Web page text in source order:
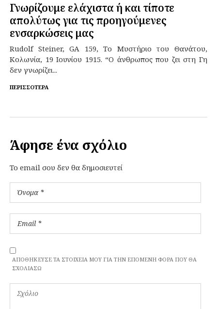
Γνωρίζουμε ελάχιστα ή και τίποτε
απολύτως για τις προηγούμενες
ενσαρκώσεις μας
Rudolf Steiner, GA 159, Το Μυστήριο του Θανάτου,
Κολωνία, 19 Ιουνίου 1915. “Ο άνθρωπος που ζει στη Γη
δεν γνωρίζει...
ΠΕΡΙΣΣΌΤΕΡΑ
Άφησε ένα σχόλιο
To email σου δεν θα δημοσιευτεί
ΑΠΟΘΉΚΕΥΣΕ ΤΑ ΣΤΟΙΧΕΊΑ ΜΟΥ ΓΙΑ ΤΗΝ ΕΠΌΜΕΝΗ ΦΟΡΆ ΠΟΥ ΘΑ
ΣΧΟΛΙΆΣΩ